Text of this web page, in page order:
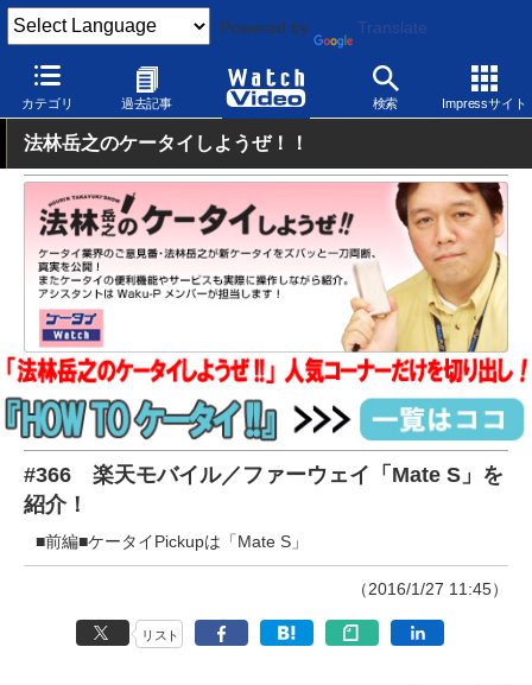
Powered by Translate
カテゴリ 過去記事 検索 Impressサイト
Watch Video モバイル スマートフォン Android
法林岳之のケータイしようぜ！！
#366 楽天モバイル／ファーウェイ「Mate S」を
紹介！
■前編■ケータイPickupは「Mate S」
（2016/1/27 11:45）
リスト